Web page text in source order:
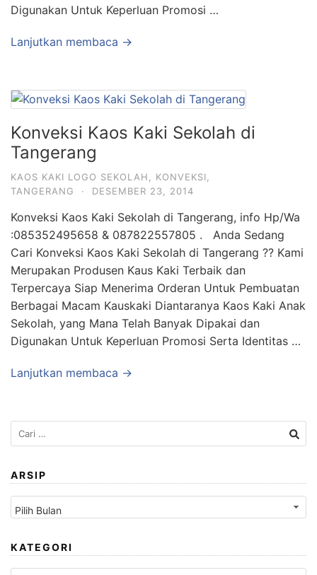
Digunakan Untuk Keperluan Promosi …
Lanjutkan membaca →
Konveksi Kaos Kaki Sekolah di
Tangerang
KAOS KAKI LOGO SEKOLAH KONVEKSI
TANGERANG
· DESEMBER 23, 2014
Konveksi Kaos Kaki Sekolah di Tangerang, info Hp/Wa
:085352495658 & 087822557805 . Anda Sedang
Cari Konveksi Kaos Kaki Sekolah di Tangerang ?? Kami
Merupakan Produsen Kaus Kaki Terbaik dan
Terpercaya Siap Menerima Orderan Untuk Pembuatan
Berbagai Macam Kauskaki Diantaranya Kaos Kaki Anak
Sekolah, yang Mana Telah Banyak Dipakai dan
Digunakan Untuk Keperluan Promosi Serta Identitas …
Lanjutkan membaca →
Cari
untuk:
ARSIP
Arsip
KATEGORI
Kategori